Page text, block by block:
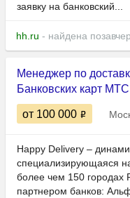
заявку на банковский...
hh.ru - найдена
Менеджер по
Банковских карт
от 100 000
Happy Delivery –
специализирующаяся
более чем 150
партнером банков: